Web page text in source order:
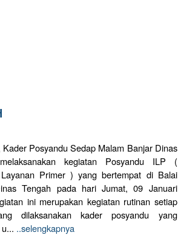
Kader Posyandu Sedap Malam Banjar Dinas
kegiatan Posyandu ILP (
Primer ) yang bertempat di Balai
Tengah pada hari Jumat, 09 Januari
ini merupakan kegiatan rutinan setiap
dilaksanakan kader posyandu yang
..selengkapnya